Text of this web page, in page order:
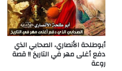
أبوطلحة الأنصاري، الصحابي الذي
دفع أغلى مهر في التاريخ !! قصة
روعة